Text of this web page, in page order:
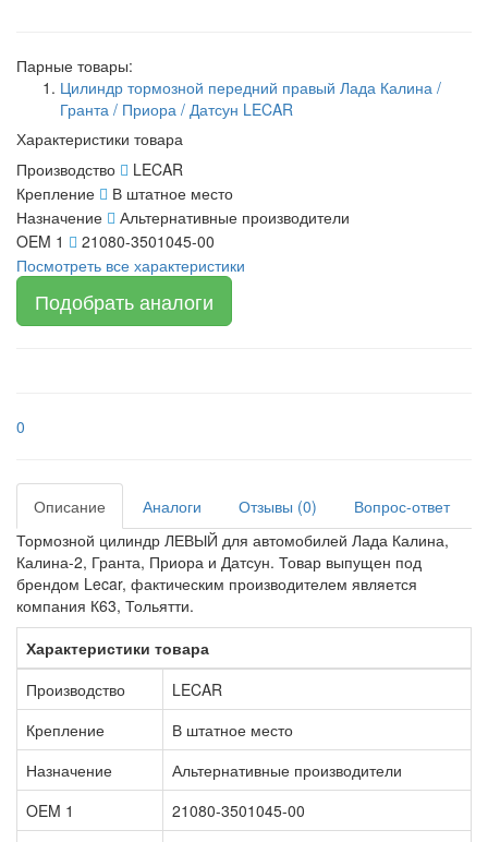
Парные товары:
Цилиндр тормозной передний правый Лада Калина /
Гранта / Приора / Датсун LECAR
Характеристики товара
Производство
LECAR
Крепление
В штатное место
Назначение
Альтернативные производители
OEM 1
21080-3501045-00
Посмотреть все характеристики
Подобрать аналоги
0
Описание Аналоги Отзывы (0)
Вопрос-ответ
Тормозной цилиндр ЛЕВЫЙ для автомобилей Лада Калина,
Калина-2, Гранта, Приора и Датсун. Товар выпущен под
брендом Lecar, фактическим производителем является
компания К63, Тольятти.
Характеристики товара
Производство
LECAR
Крепление
В штатное место
Назначение
Альтернативные производители
OEM 1
21080-3501045-00